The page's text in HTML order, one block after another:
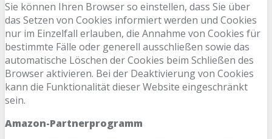
Sie können Ihren Browser so einstellen, dass Sie über
das Setzen von Cookies informiert werden und Cookies
nur im Einzelfall erlauben, die Annahme von Cookies für
bestimmte Fälle oder generell ausschließen sowie das
automatische Löschen der Cookies beim Schließen des
Browser aktivieren. Bei der Deaktivierung von Cookies
kann die Funktionalität dieser Website eingeschränkt
sein.
Amazon-Partnerprogramm